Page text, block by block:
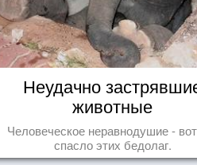
Неудачно
животные
Человеческое неравнодушие -
спасло этих бедолаг.